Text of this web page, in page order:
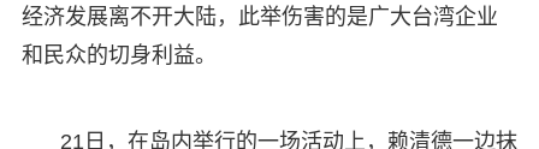
经济发展离不开大陆，此举伤害的是广大台湾企业
和民众的切身利益。
21日，在岛内举行的一场活动上，赖清德一边抹